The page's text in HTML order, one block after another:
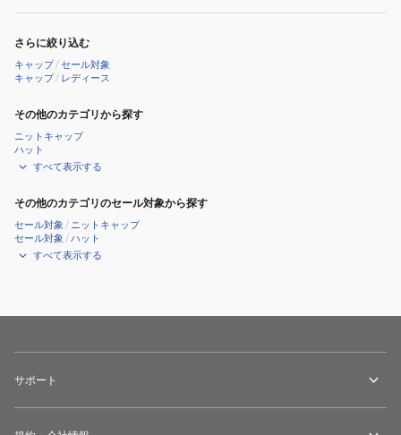
さらに絞り込む
キャップ/セール対象
キャップ/ レディース
その他のカテゴリから探す
ニットキャップ
ハット
すべて表示する
その他のカテゴリのセール対象から探す
セール対象 / ニットキャップ
セール対象 /ハット
すべて表示する
サポート